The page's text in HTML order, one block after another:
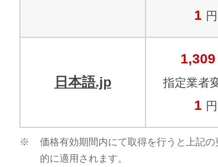
Linuxの運用に最適な仮想化環境を用
ています
ドメインのセキュリティ診断を
お名前.comネットde診断
メールアドレスを作成
ドメイン販売パートナー
API連携や後払いが可能なプログラム
販売パートナー制度
1 円
日本語.jp
1,309
指定業者
1 円
※
価格有効期間内にて取得を行うと上記
的に適用されます。